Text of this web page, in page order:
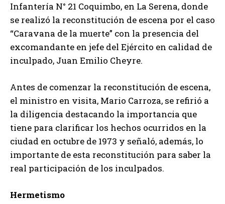
Infantería N° 21 Coquimbo, en La Serena, donde
se realizó la reconstitución de escena por el caso
“Caravana de la muerte” con la presencia del
excomandante en jefe del Ejército en calidad de
inculpado, Juan Emilio Cheyre.
Antes de comenzar la reconstitución de escena,
el ministro en visita, Mario Carroza, se refirió a
la diligencia destacando la importancia que
tiene para clarificar los hechos ocurridos en la
ciudad en octubre de 1973 y señaló, además, lo
importante de esta reconstitución para saber la
real participación de los inculpados.
Hermetismo